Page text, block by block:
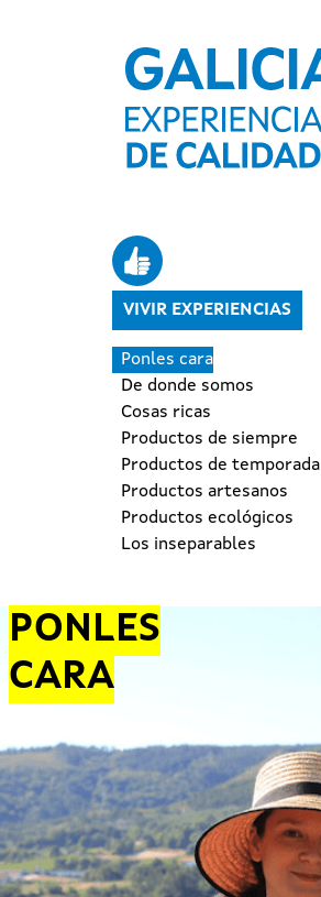
VIVIR EXPERIENCIAS
Ponles cara
De donde somos
Cosas ricas
Productos de siempre
Productos de temporada
Productos artesanos
Productos ecológicos
Los inseparables
PONLES
CARA